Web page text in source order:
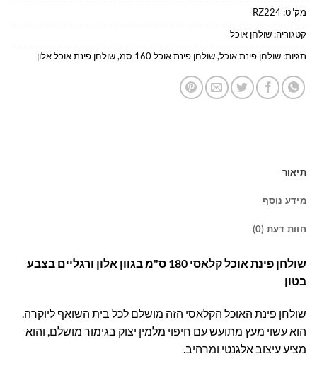
מק"ט: RZ224
קטגוריה: שולחן אוכל
תגיות: שולחן פינת אוכל,שולחן פינת אוכל 160 סמ ,שולחן פינת אוכל אלון
תיאור
מידע נוסף
חוות דעת (0)
שולחן פינת אוכל קלאסי 180 ס"מ בגוון אלון ורגליים בצבע
בטון
שולחן פינת האוכל הקלאסי הזה מושלם לכל בית השואף ליוקרה.
הוא עשוי מעץ מתועש עם חיפוי מלמין יצוק בגימור מושלם, והוא
מציע עיצוב אלגנטי ומרהיב.